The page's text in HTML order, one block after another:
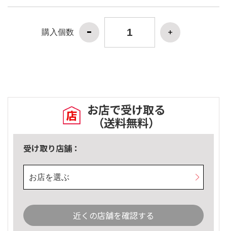
購入個数
お店で受け取る
（送料無料）
受け取り店舗：
お店を選ぶ
近くの店舗を確認する